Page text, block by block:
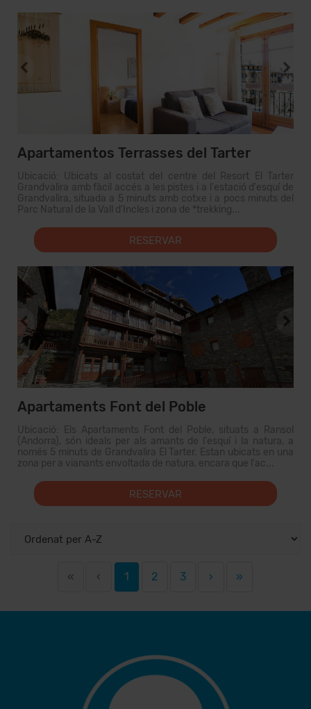
Apartamentos Terrasses del Tarter
Ubicació: Ubicats al costat del centre del Resort El Tarter
Grandvalira amb fàcil accés a les pistes i a l'estació d'esquí de
Grandvalira, situada a 5 minuts amb cotxe i a pocs minuts del
Parc Natural de la Vall d'Incles i zona de *trekking...
RESERVAR
Apartaments Font del Poble
Ubicació: Els Apartaments Font del Poble, situats a Ransol
(Andorra), són ideals per als amants de l'esquí i la natura, a
només 5 minuts de Grandvalira El Tarter. Estan ubicats en una
zona per a vianants envoltada de natura, encara que l'ac...
RESERVAR
« ‹ 1 2 3 › »